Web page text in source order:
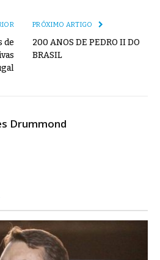
de
PRÓXIMO ARTIGO
200 ANOS DE PEDRO II DO
BRASIL
Drummond